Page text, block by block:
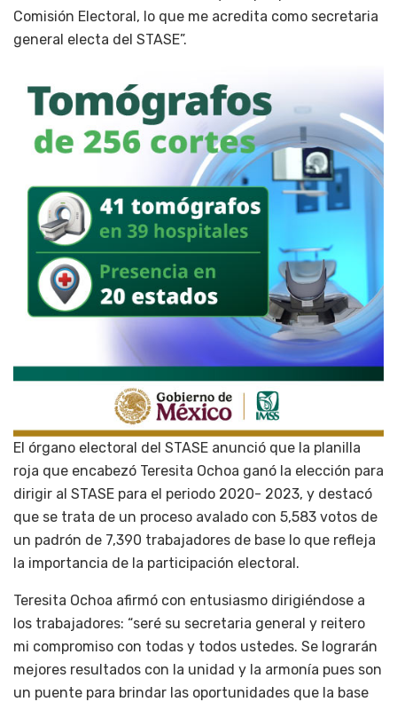
Comisión Electoral, lo que me acredita como secretaria
general electa del STASE”.
El órgano electoral del STASE anunció que la planilla
roja que encabezó Teresita Ochoa ganó la elección para
dirigir al STASE para el periodo 2020- 2023, y destacó
que se trata de un proceso avalado con 5,583 votos de
un padrón de 7,390 trabajadores de base lo que refleja
la importancia de la participación electoral.
Teresita Ochoa afirmó con entusiasmo dirigiéndose a
los trabajadores: “seré su secretaria general y reitero
mi compromiso con todas y todos ustedes. Se lograrán
mejores resultados con la unidad y la armonía pues son
un puente para brindar las oportunidades que la base